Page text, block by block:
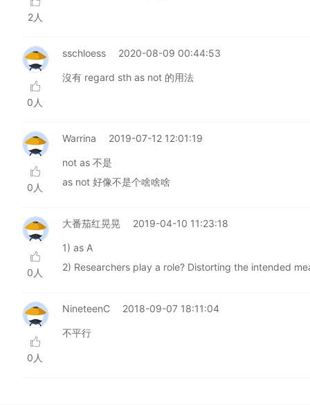
2人
0人
sschloess 2020-08-09 00:44:53
沒有 regard sth as not 的用法
0人
Warrina 2019-07-12 12:01:19
not as 不是
as not 好像不是个啥啥啥
0人
大番茄红晃晃 2019-04-10 11:23:18
1) as A
2) Researchers play a role? Distorting the intended
0人
NineteenC 2018-09-07 18:11:04
不平行